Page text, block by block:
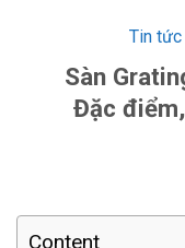
Tin tức
Sàn
Đặc
Content